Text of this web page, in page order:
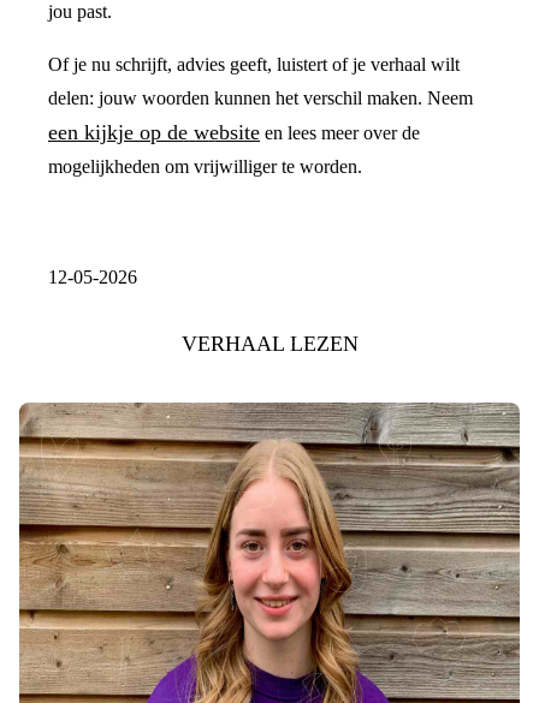
jou past.
Of je nu schrijft, advies geeft, luistert of je verhaal wilt
delen: jouw woorden kunnen het verschil maken. Neem
een kijkje op de website en lees meer over de
mogelijkheden om vrijwilliger te worden.
12-05-2026
VERHAAL LEZEN